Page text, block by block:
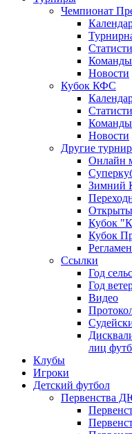
Чемпионат
Команды
Новости
Кубок КФС
Команды
Новости
Другие
Онлайн
Зимний
Кубок
Кубок
Ссылки
Год
Год
Видео
лиц
Клубы
Игроки
Детский футбол
Первенства